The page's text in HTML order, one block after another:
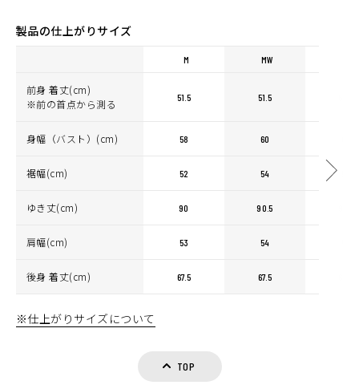
製品の仕上がりサイズ
M MW
前身 着丈(cm)
※前の首点から測る
51.5 51.5
身幅（バスト）(cm) 58 60
裾幅(cm) 52 54
ゆき丈(cm) 90 90.5
肩幅(cm) 53 54
後身 着丈(cm) 67.5 67.5
※仕上がりサイズについて
TOP